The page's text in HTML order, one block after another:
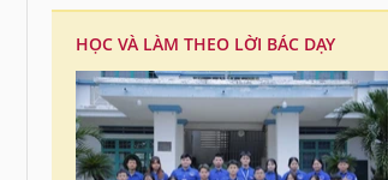
HỌC VÀ LÀM THEO LỜI BÁC DẠY